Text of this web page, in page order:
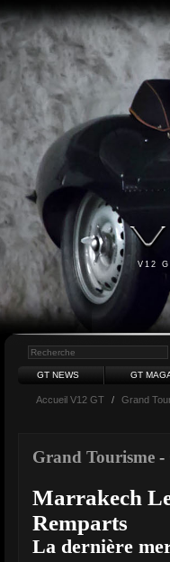
V12
GT NEWS GT
Accueil V12 GT / Grand
Grand Tourisme -
Marrakech
Remparts
La dernière